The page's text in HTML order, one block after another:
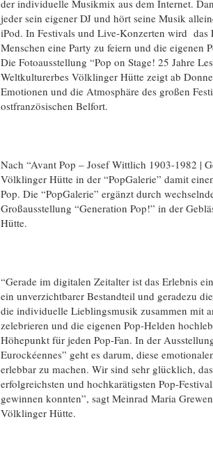
der individuelle Musikmix aus dem Internet.
jeder sein eigener DJ und hört seine Musik
iPod. In Festivals und Live-Konzerten wird das
Menschen eine Party zu feiern und die eigenen
Die Fotoausstellung “Pop on Stage! 25 Jahre
Weltkulturerbes Völklinger Hütte zeigt ab
Emotionen und die Atmosphäre des großen
ostfranzösischen Belfort.
Nach “Avant Pop – Josef Wittlich 1903-1982 |
Völklinger Hütte in der “PopGalerie” damit
Pop. Die “PopGalerie” ergänzt durch
Großausstellung “Generation Pop!” in der
Hütte.
“Gerade im digitalen Zeitalter ist das Erlebnis
ein unverzichtbarer Bestandteil und geradezu
die individuelle Lieblingsmusik zusammen mit
zelebrieren und die eigenen Pop-Helden
Höhepunkt für jeden Pop-Fan. In der
Eurockéennes” geht es darum, diese
erlebbar zu machen. Wir sind sehr glücklich,
erfolgreichsten und hochkarätigsten Pop-
gewinnen konnten”, sagt Meinrad Maria
Völklinger Hütte.